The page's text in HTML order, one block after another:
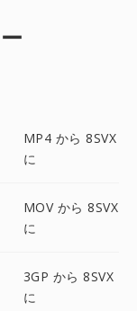
MP4 から 8SVX
に
MOV から 8SVX
に
3GP から 8SVX
に